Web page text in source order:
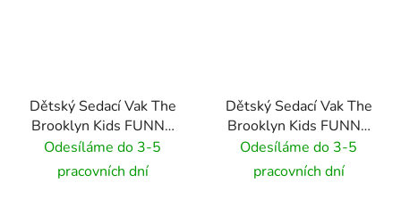
Dětský Sedací Vak The
Brooklyn Kids FUNNY
BUNNY VELVET BR-
9691 šedá
Odesíláme do 3-5
pracovních dní
Dětský Sedací Vak The
Brooklyn Kids FUNNY
BUNNY BR-9695
zelená/mátová
Odesíláme do 3-5
pracovních dní